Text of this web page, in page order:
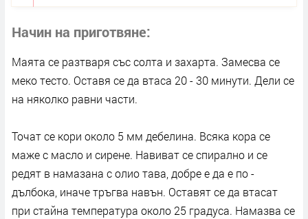
Начин на приготвяне
Маята се разтваря със солта и захарта. Замесва се
меко тесто. Оставя се да втаса 20 - 30 минути. Дели се
на няколко равни части.
Точат се кори около 5 мм дебелина. Всяка кора се
маже с масло и сирене. Навиват се спирално и се
редят в намазана с олио тава, добре е да е по -
дълбока, иначе тръгва навън. Оставят се да втасат
при стайна температура около 25 градуса. Намазва се